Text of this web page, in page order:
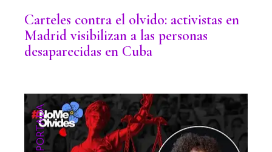
Carteles contra el olvido: activistas en
Madrid visibilizan a las personas
desaparecidas en Cuba
PORTADA